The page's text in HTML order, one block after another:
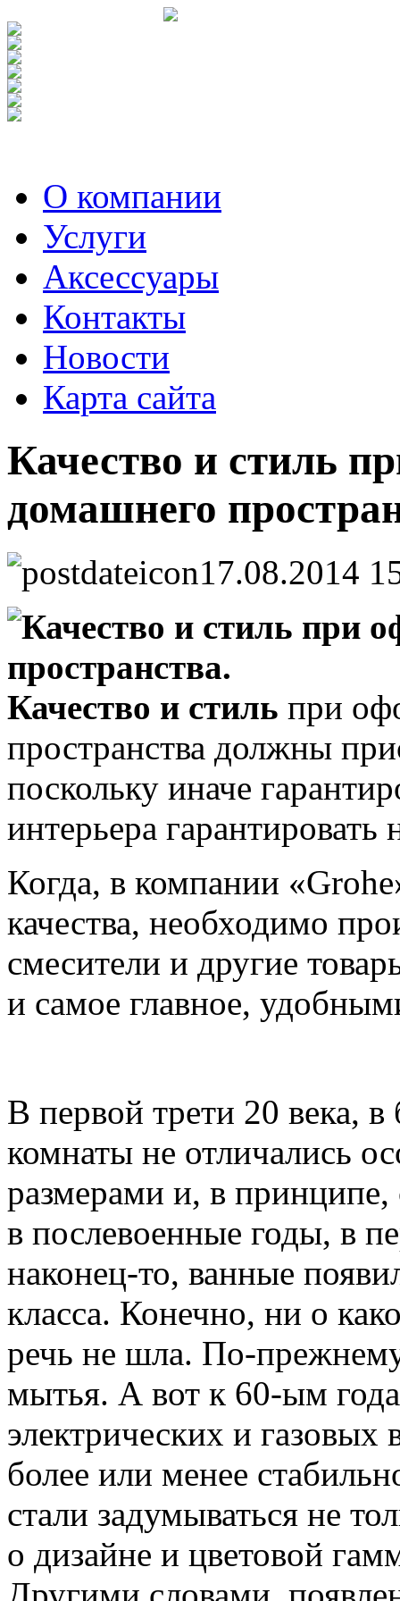
О компании
Услуги
Аксесcуары
Контакты
Новости
Карта сайта
Качество и стиль
домашнего
17.08.2014
Качество и стиль при
пространства должны
поскольку иначе
интерьера
Когда, в компании
качества, необходимо
смесители и другие
и самое главное,
В первой трети 20 века,
комнаты не отличались
размерами и, в
в послевоенные годы, в
наконец-то, ванные
класса. Конечно, ни о
речь не шла. По-
мытья. А вот к 60-ым
электрических и газовых
более или менее
стали задумываться не
о дизайне и цветовой